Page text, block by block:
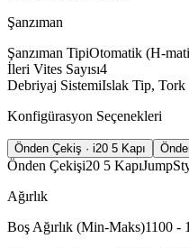
Şanzıman
Şanzıman TipiOtomatik (H-
İleri Vites Sayısı4
Debriyaj SistemiIslak Tip,
Konfigürasyon Seçenekleri
Önden Çekiş · i20 5 Kapı
Önden Çekişi20 5 KapıJump
Ağırlık
Boş Ağırlık (Min-Maks)1100 -